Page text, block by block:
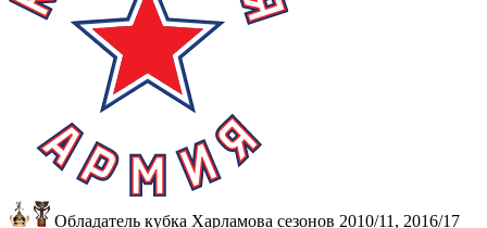
Обладатель кубка Харламова сезонов 2010/11, 2016/17